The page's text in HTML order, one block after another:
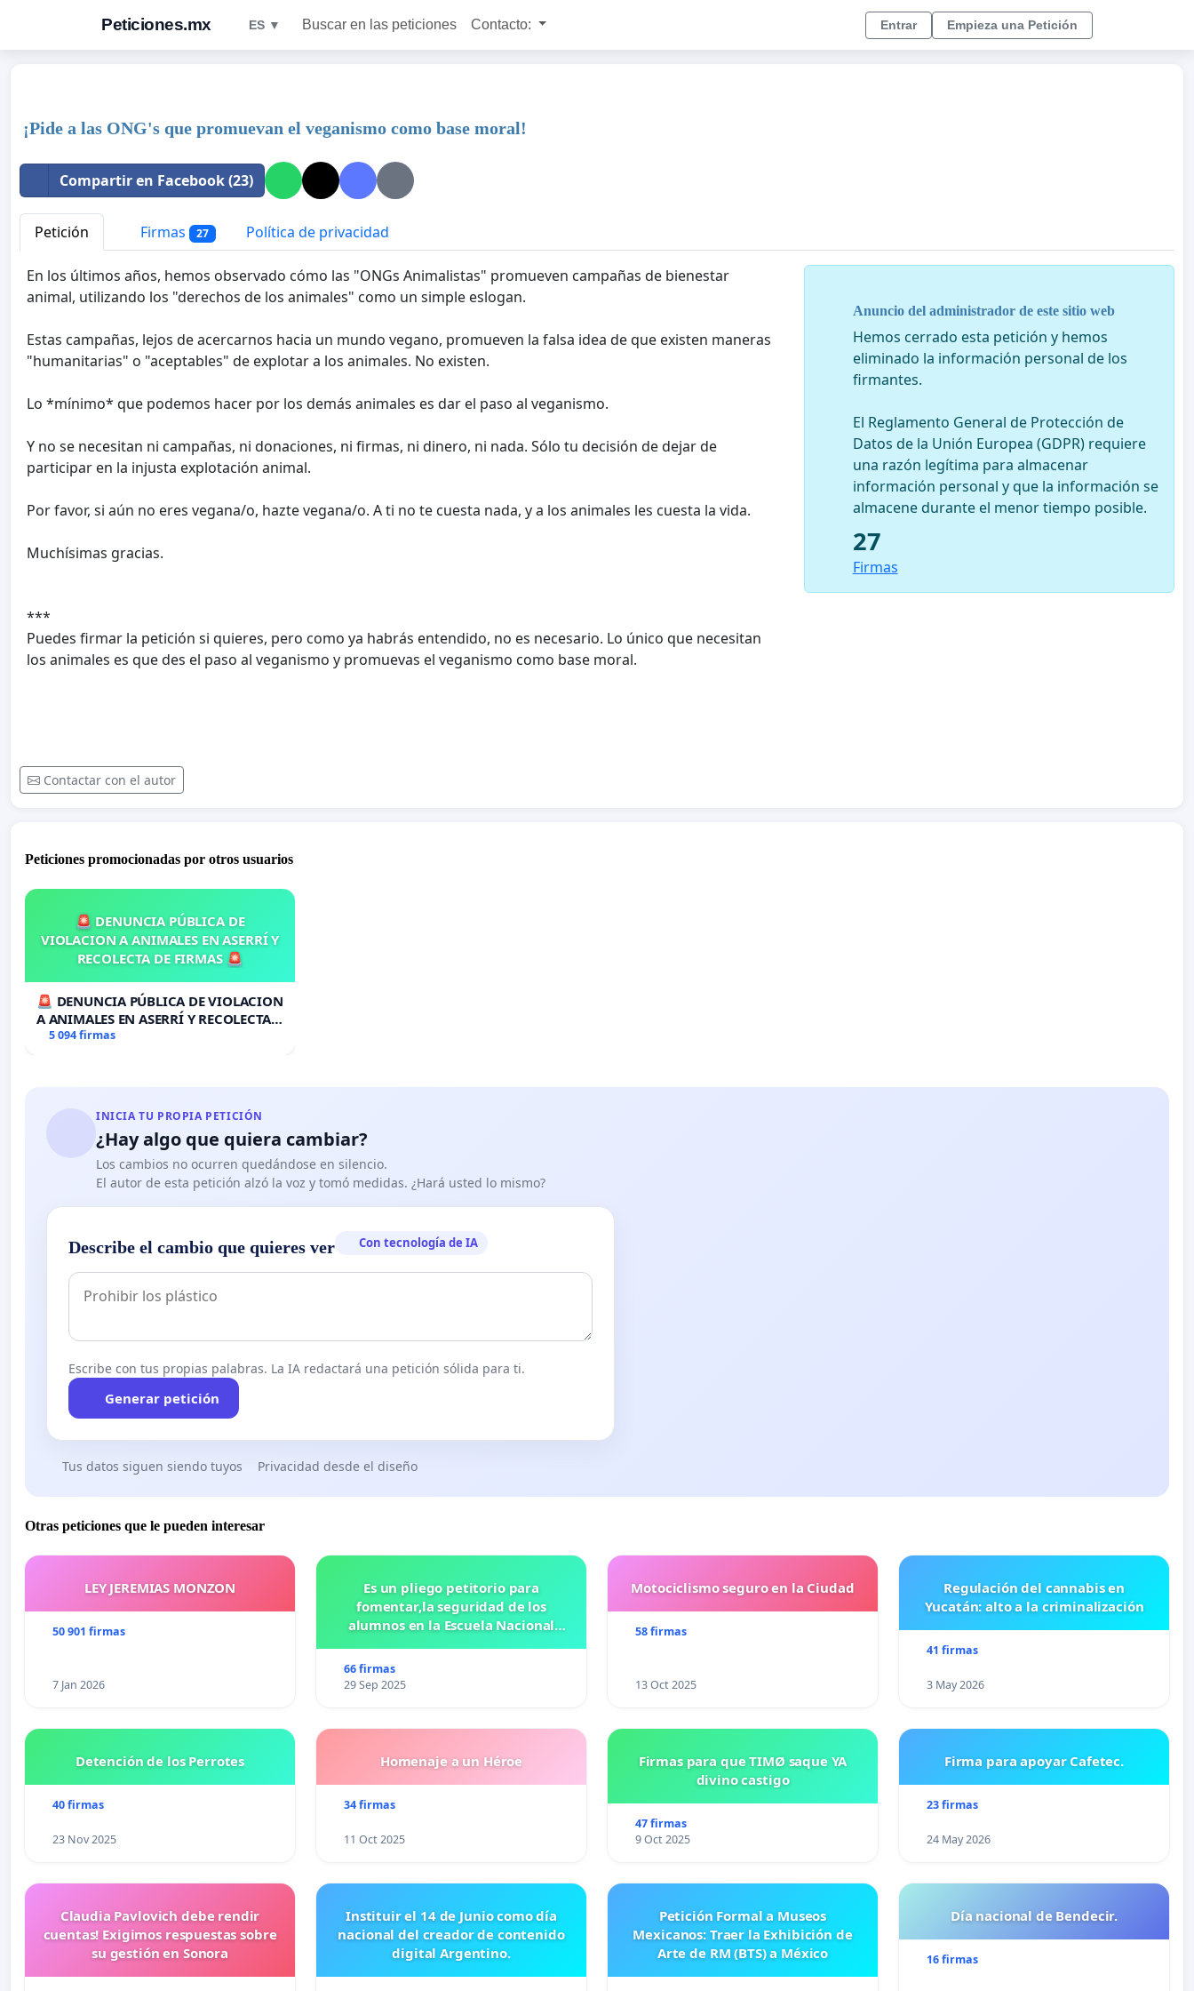
Peticiones.mx ES ▼ Buscar en las peticiones Contacto: Entrar Empieza una Petición
¡Pide a las ONG's que promuevan el veganismo como base moral!
Compartir en Facebook (23)
Petición Firmas 27 Política de privacidad
En los últimos años, hemos observado cómo las "ONGs Animalistas" promueven campañas de bienestar
animal, utilizando los "derechos de los animales" como un simple eslogan.
Estas campañas, lejos de acercarnos hacia un mundo vegano, promueven la falsa idea de que existen maneras
"humanitarias" o "aceptables" de explotar a los animales. No existen.
Lo *mínimo* que podemos hacer por los demás animales es dar el paso al veganismo.
Y no se necesitan ni campañas, ni donaciones, ni firmas, ni dinero, ni nada. Sólo tu decisión de dejar de
participar en la injusta explotación animal.
Por favor, si aún no eres vegana/o, hazte vegana/o. A ti no te cuesta nada, y a los animales les cuesta la vida.
Muchísimas gracias.
***
Puedes firmar la petición si quieres, pero como ya habrás entendido, no es necesario. Lo único que necesitan
los animales es que des el paso al veganismo y promuevas el veganismo como base moral.
Contactar con el autor
Anuncio del administrador de este sitio web
Hemos cerrado esta petición y hemos
eliminado la información personal de los
firmantes.
El Reglamento General de Protección de
Datos de la Unión Europea (GDPR) requiere
una razón legítima para almacenar
información personal y que la información se
almacene durante el menor tiempo posible.
27
Firmas
Peticiones promocionadas por otros usuarios
🚨 DENUNCIA PÚBLICA DE
VIOLACION A ANIMALES EN ASERRÍ Y
RECOLECTA DE FIRMAS 🚨
🚨 DENUNCIA PÚBLICA DE VIOLACION
A ANIMALES EN ASERRÍ Y RECOLECTA
DE FIRMAS 🚨
5 094 firmas
INICIA TU PROPIA PETICIÓN
¿Hay algo que quiera cambiar?
Los cambios no ocurren quedándose en silencio.
El autor de esta petición alzó la voz y tomó medidas. ¿Hará usted lo mismo?
Describe el cambio que quieres ver Con tecnología de IA
Escribe con tus propias palabras. La IA redactará una petición sólida para ti.
Generar petición
Tus datos siguen siendo tuyos Privacidad desde el diseño
Otras peticiones que le pueden interesar
LEY JEREMIAS MONZON
50 901 firmas
7 Jan 2026
Es un pliego petitorio para
fomentar,la seguridad de los
alumnos en la Escuela Nacional
66 firmas
29 Sep 2025
Motociclismo seguro en la Ciudad
58 firmas
13 Oct 2025
Regulación del cannabis en
Yucatán: alto a la criminalización
41 firmas
3 May 2026
Detención de los Perrotes
40 firmas
23 Nov 2025
Homenaje a un Héroe
34 firmas
11 Oct 2025
Firmas para que TIMØ saque YA
divino castigo
47 firmas
9 Oct 2025
Firma para apoyar Cafetec.
23 firmas
24 May 2026
Claudia Pavlovich debe rendir
cuentas! Exigimos respuestas sobre
su gestión en Sonora
Instituir el 14 de Junio como día
nacional del creador de contenido
digital Argentino.
Petición Formal a Museos
Mexicanos: Traer la Exhibición de
Arte de RM (BTS) a México
Día nacional de Bendecir.
16 firmas